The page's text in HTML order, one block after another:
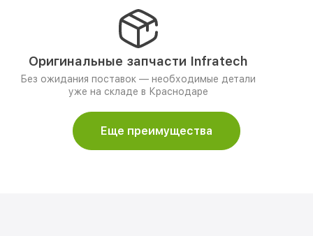
Оригинальные запчасти Infratech
Без ожидания поставок — необходимые детали
уже на складе в Краснодаре
Еще преимущества